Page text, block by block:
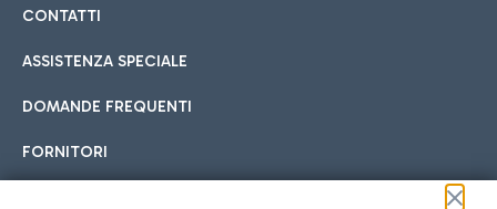
CONTATTI
ASSISTENZA SPECIALE
DOMANDE FREQUENTI
FORNITORI